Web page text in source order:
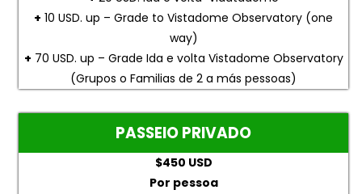
+ 10 USD. up – Grade to Vistadome Observatory (one
way)
+ 70 USD. up – Grade Ida e volta Vistadome Observatory
(Grupos o Familias de 2 a más pessoas)
PASSEIO PRIVADO
$450 USD
Por pessoa